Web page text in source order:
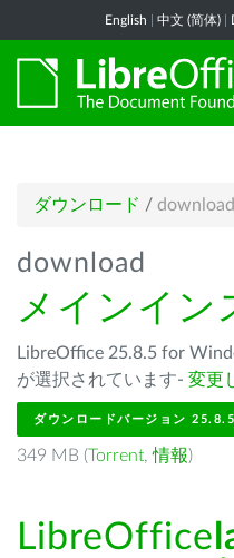
English 中文 (简体)
ダウンロード / download
download
メインイン
LibreOffice 25.8.5 for
が選択されています- 変更
ダウンロードバージョン 25.8.5
349 MB (Torrent,情報)
LibreOffice